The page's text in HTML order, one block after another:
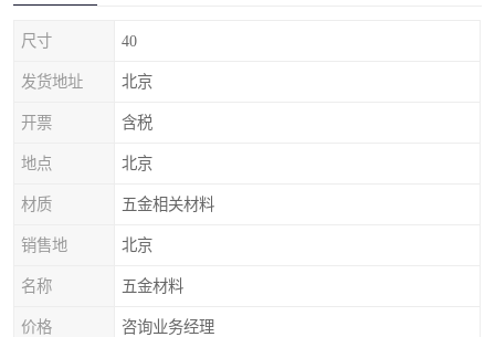
尺寸 40
发货地址 北京
开票 含税
地点 北京
材质 五金相关材料
销售地 北京
名称 五金材料
价格 咨询业务经理